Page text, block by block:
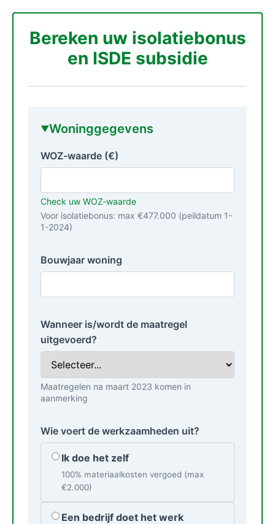
Bereken uw isolatiebonus
en ISDE subsidie
Woninggegevens
WOZ-waarde (€)
Check uw WOZ-waarde
Voor isolatiebonus: max €477.000 (peildatum 1-
1-2024)
Bouwjaar woning
Wanneer is/wordt de maatregel
uitgevoerd?
Maatregelen na maart 2023 komen in
aanmerking
Wie voert de werkzaamheden uit?
Ik doe het zelf
100% materiaalkosten vergoed (max
€2.000)
Een bedrijf doet het werk